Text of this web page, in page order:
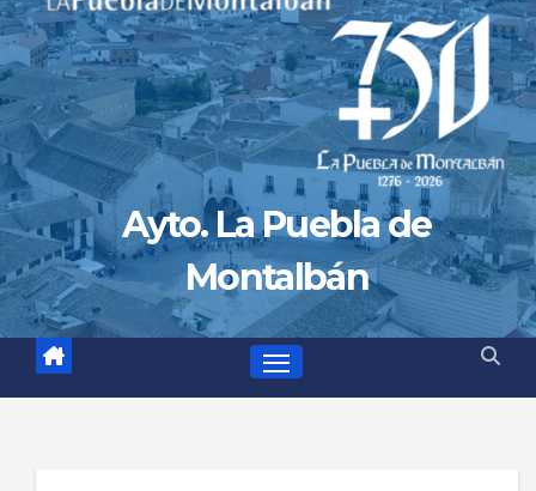
Ayto. La Puebla de
Montalbán